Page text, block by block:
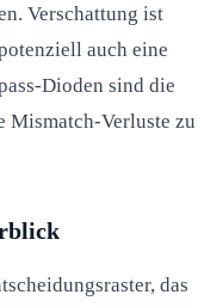
Verschattung ist
auch eine
Dioden sind die
Mismatch-Verluste zu
das